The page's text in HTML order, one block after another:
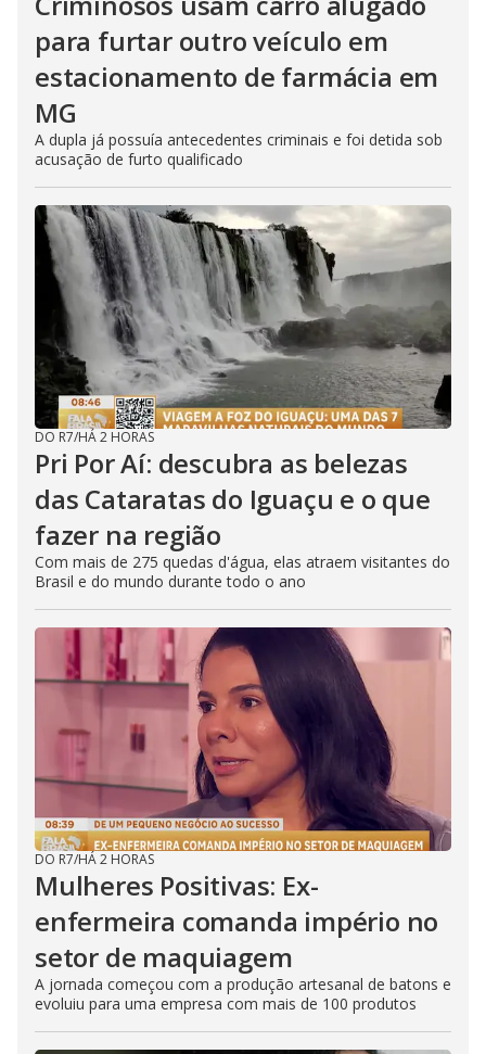
para furtar outro veículo em
estacionamento de farmácia em
MG
A dupla já possuía antecedentes criminais e foi detida sob
acusação de furto qualificado
DO R7/HÁ 2 HORAS
Pri Por Aí: descubra as belezas
das Cataratas do Iguaçu e o que
fazer na região
Com mais de 275 quedas d'água, elas atraem visitantes do
Brasil e do mundo durante todo o ano
DO R7/HÁ 2 HORAS
Mulheres Positivas: Ex-
enfermeira comanda império no
setor de maquiagem
A jornada começou com a produção artesanal de batons e
evoluiu para uma empresa com mais de 100 produtos